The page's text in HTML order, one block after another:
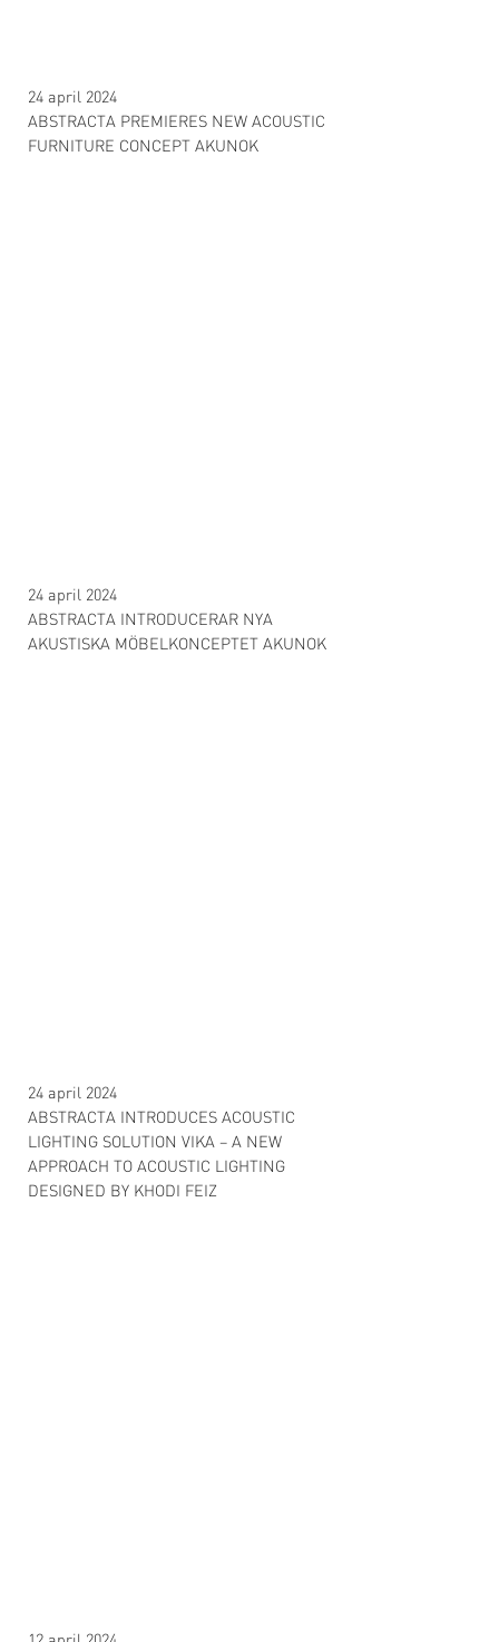
24 april 2024
ABSTRACTA PREMIERES NEW ACOUSTIC
FURNITURE CONCEPT AKUNOK
24 april 2024
ABSTRACTA INTRODUCERAR NYA
AKUSTISKA MÖBELKONCEPTET AKUNOK
24 april 2024
ABSTRACTA INTRODUCES ACOUSTIC
LIGHTING SOLUTION VIKA – A NEW
APPROACH TO ACOUSTIC LIGHTING
DESIGNED BY KHODI FEIZ